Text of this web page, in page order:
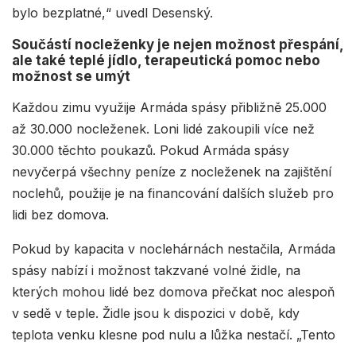
bylo bezplatné,“ uvedl Desenský.
Součástí nocleženky je nejen možnost přespání,
ale také teplé jídlo, terapeutická pomoc nebo
možnost se umýt
Každou zimu využije Armáda spásy přibližně 25.000
až 30.000 nocleženek. Loni lidé zakoupili více než
30.000 těchto poukazů. Pokud Armáda spásy
nevyčerpá všechny peníze z nocleženek na zajištění
noclehů, použije je na financování dalších služeb pro
lidi bez domova.
Pokud by kapacita v noclehárnách nestačila, Armáda
spásy nabízí i možnost takzvané volné židle, na
kterých mohou lidé bez domova přečkat noc alespoň
v sedě v teple. Židle jsou k dispozici v době, kdy
teplota venku klesne pod nulu a lůžka nestačí. „Tento